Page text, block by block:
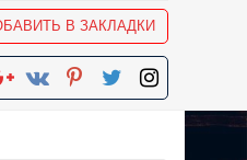
В ЗАКЛАДКИ